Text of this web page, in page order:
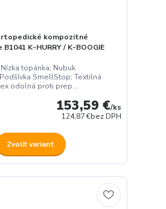
kompozitné
K-HURRY / K-BOOGIE
topánka; Nubuk
SmellStop; Textilná
odolná proti prep...
153,59 €/ks
124,87 €bez DPH
Zvoliť variant